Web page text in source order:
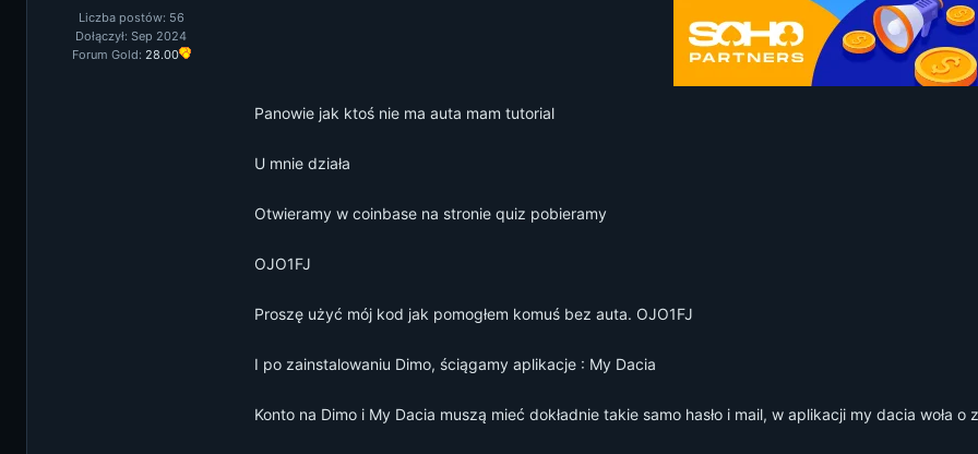
Liczba postów: 56
Dołączył: Sep 2024
Forum Gold: 28.00
Panowie jak ktoś nie ma auta mam tutorial
U mnie działa
Otwieramy w coinbase na stronie quiz pobieramy
OJO1FJ
Proszę użyć mój kod jak pomogłem komuś bez auta. OJO1FJ
I po zainstalowaniu Dimo, ściągamy aplikacje : My Dacia
Konto na Dimo i My Dacia muszą mieć dokładnie takie samo hasło i mail, w aplikacji my dacia woła o